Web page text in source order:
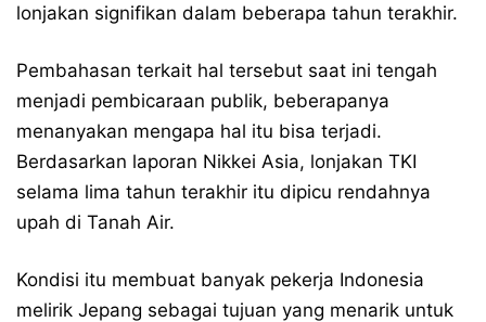
lonjakan signifikan dalam beberapa tahun terakhir.
Pembahasan terkait hal tersebut saat ini tengah
menjadi pembicaraan publik, beberapanya
menanyakan mengapa hal itu bisa terjadi.
Berdasarkan laporan Nikkei Asia, lonjakan TKI
selama lima tahun terakhir itu dipicu rendahnya
upah di Tanah Air.
Kondisi itu membuat banyak pekerja Indonesia
melirik Jepang sebagai tujuan yang menarik untuk